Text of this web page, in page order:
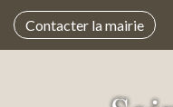
Contacter la mairie